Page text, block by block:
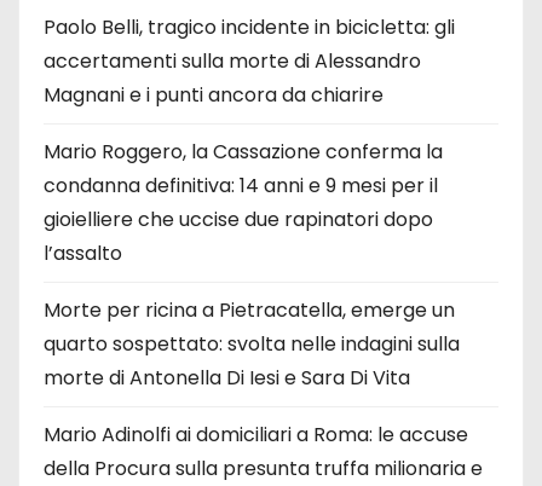
Paolo Belli, tragico incidente in bicicletta: gli
accertamenti sulla morte di Alessandro
Magnani e i punti ancora da chiarire
Mario Roggero, la Cassazione conferma la
condanna definitiva: 14 anni e 9 mesi per il
gioielliere che uccise due rapinatori dopo
l’assalto
Morte per ricina a Pietracatella, emerge un
quarto sospettato: svolta nelle indagini sulla
morte di Antonella Di Iesi e Sara Di Vita
Mario Adinolfi ai domiciliari a Roma: le accuse
della Procura sulla presunta truffa milionaria e